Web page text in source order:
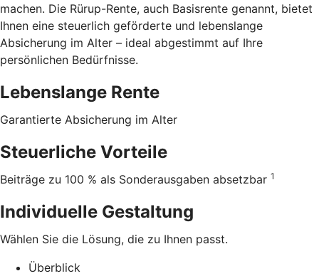
machen. Die Rürup-Rente, auch Basisrente genannt, bietet
Ihnen eine steuerlich geförderte und lebenslange
Absicherung im Alter – ideal abgestimmt auf Ihre
persönlichen Bedürfnisse.
Lebenslange Rente
Garantierte Absicherung im Alter
Steuerliche Vorteile
Beiträge zu 100 % als Sonderausgaben absetzbar 1
Individuelle Gestaltung
Wählen Sie die Lösung, die zu Ihnen passt.
Überblick